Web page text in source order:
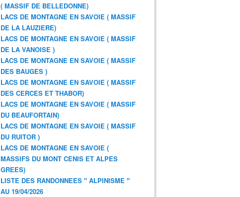
( MASSIF DE BELLEDONNE)
LACS DE MONTAGNE EN SAVOIE ( MASSIF
DE LA LAUZIERE)
LACS DE MONTAGNE EN SAVOIE ( MASSIF
DE LA VANOISE )
LACS DE MONTAGNE EN SAVOIE ( MASSIF
DES BAUGES )
LACS DE MONTAGNE EN SAVOIE ( MASSIF
DES CERCES ET THABOR)
LACS DE MONTAGNE EN SAVOIE ( MASSIF
DU BEAUFORTAIN)
LACS DE MONTAGNE EN SAVOIE ( MASSIF
DU RUITOR )
LACS DE MONTAGNE EN SAVOIE (
MASSIFS DU MONT CENIS ET ALPES
GREES)
LISTE DES RANDONNEES " ALPINISME "
AU 19/04/2026